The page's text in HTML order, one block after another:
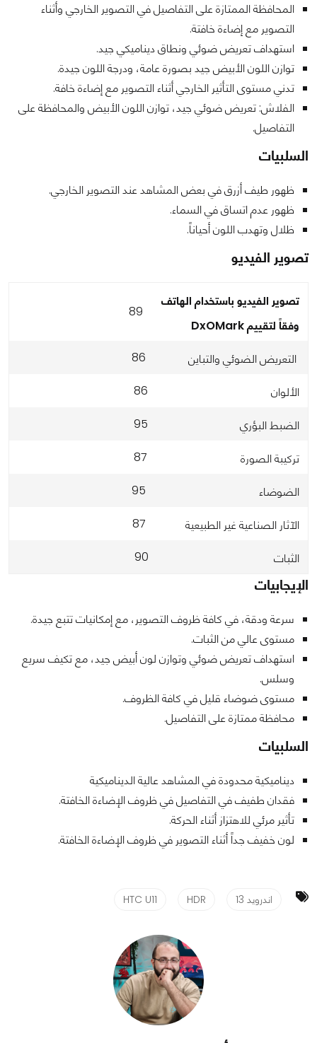
المحافظة الممتازة على التفاصيل في التصوير الخارجي وأثناء
التصوير مع إضاءة خافتة.
استهداف تعريض ضوئي ونطاق ديناميكي جيد.
توازن اللون الأبيض جيد بصورة عامة، ودرجة اللون جيدة.
تدني مستوى التأثير الخارجي أثناء التصوير مع إضاءة خافة.
الفلاش: تعريض ضوئي جيد، توازن اللون الأبيض والمحافظة على
التفاصيل.
السلبيات
ظهور طيف أزرق في بعض المشاهد عند التصوير الخارجي.
ظهور عدم اتساق في السماء.
ظلال وتهدب اللون أحياناً.
تصوير الفيديو
تصوير الفيديو باستخدام الهاتف
وفقاً لتقييمDxOMark
89
التعريض الضوئي والتباين 86
الألوان 86
الضبط البؤري 95
تركيبة الصورة 87
الضوضاء 95
الآثار الصناعية غير الطبيعية 87
الثبات 90
الإيجابيات
سرعة ودقة، في كافة ظروف التصوير، مع إمكانيات تتبع جيدة.
مستوى عالي من الثبات.
استهداف تعريض ضوئي وتوازن لون أبيض جيد، مع تكيف سريع
وسلس.
مستوى ضوضاء قليل في كافة الظروف.
محافظة ممتازة على التفاصيل.
السلبيات
ديناميكية محدودة في المشاهد عالية الديناميكية
فقدان طفيف في التفاصيل في ظروف الإضاءة الخافتة.
تأثير مرئي للاهتزاز أثناء الحركة.
لون خفيف جداً أثناء التصوير في ظروف الإضاءة الخافتة.
اندرويد 13 HDR
HTC U11